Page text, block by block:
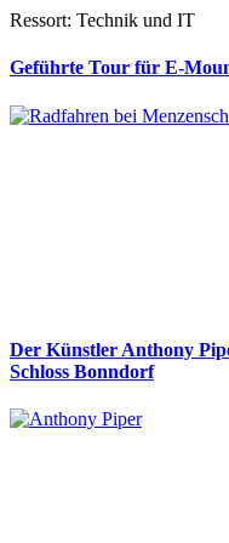
Ressort: Technik und IT
Geführte Tour für E-
Der Künstler Anthony
Schloss Bonndorf